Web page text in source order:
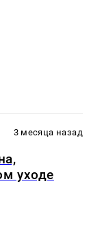
3 месяца назад
уходе